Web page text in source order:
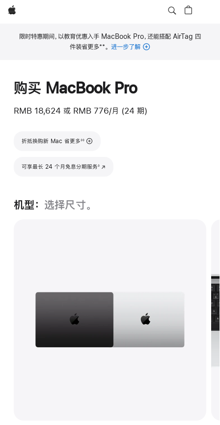
Apple
限时特惠期间，以教育优惠入手 MacBook Pro，还能搭配 AirTag 四
件装省更多**。进一步了解
购买 MacBook Pro
RMB 18,624 或 RMB 776/月 (24 期)
折抵换购新 Mac 省更多
脚注
◊◊
可享最长 24 个月免息分期服务
(在新窗口中打开) ◊
机型： 选择尺寸。